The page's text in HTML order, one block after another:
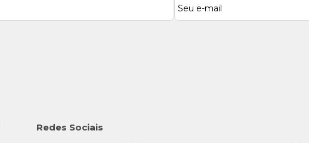
Redes Sociais